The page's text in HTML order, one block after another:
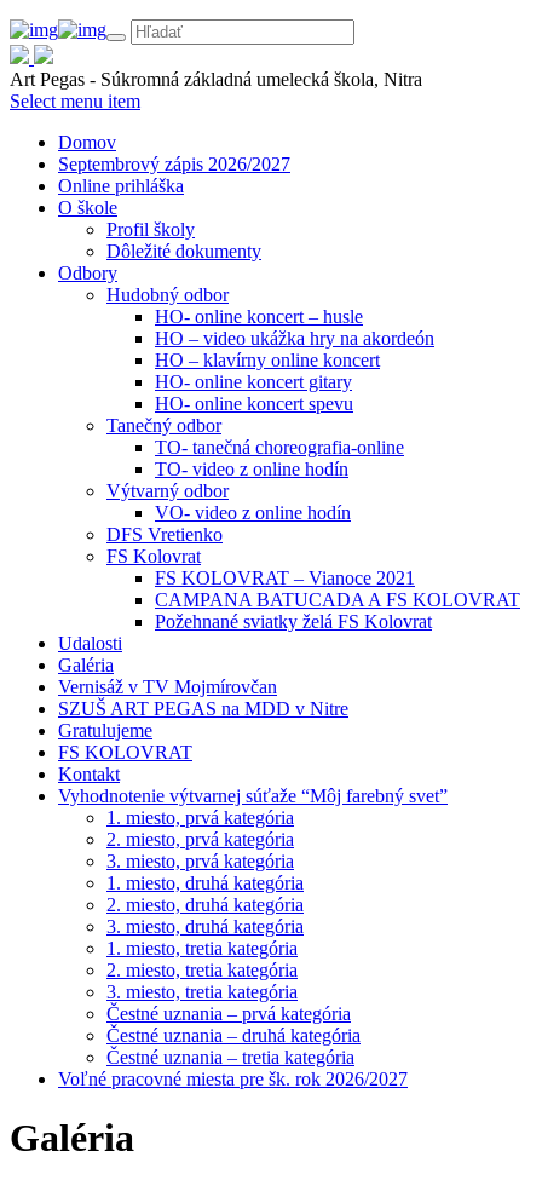
Art Pegas - Súkromná základná umelecká škola, Nitra
Select menu item
Domov
Septembrový zápis 2026/2027
Online prihláška
O škole
Profil školy
Dôležité dokumenty
Odbory
Hudobný odbor
HO- online koncert – husle
HO – video ukážka hry na akordeón
HO – klavírny online koncert
HO- online koncert gitary
HO- online koncert spevu
Tanečný odbor
TO- tanečná choreografia-online
TO- video z online hodín
Výtvarný odbor
VO- video z online hodín
DFS Vretienko
FS Kolovrat
FS KOLOVRAT – Vianoce 2021
CAMPANA BATUCADA A FS KOLOVRAT
Požehnané sviatky želá FS Kolovrat
Udalosti
Galéria
Vernisáž v TV Mojmírovčan
SZUŠ ART PEGAS na MDD v Nitre
Gratulujeme
FS KOLOVRAT
Kontakt
Vyhodnotenie výtvarnej súťaže “Môj farebný svet”
1. miesto, prvá kategória
2. miesto, prvá kategória
3. miesto, prvá kategória
1. miesto, druhá kategória
2. miesto, druhá kategória
3. miesto, druhá kategória
1. miesto, tretia kategória
2. miesto, tretia kategória
3. miesto, tretia kategória
Čestné uznania – prvá kategória
Čestné uznania – druhá kategória
Čestné uznania – tretia kategória
Voľné pracovné miesta pre šk. rok 2026/2027
Galéria